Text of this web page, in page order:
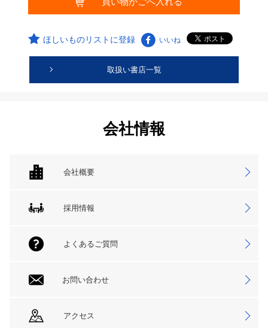
ほしいものリストに登録 いいね
取扱い書店一覧
会社情報
会社概要
採用情報
よくあるご質問
お問い合わせ
アクセス